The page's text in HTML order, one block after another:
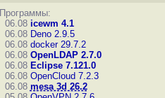
Программы:
06.08 icewm 4.1
06.08 Deno 2.9.5
06.08 docker 29.7.2
06.08 OpenLDAP 2.7.0
06.08 Eclipse 7.121.0
06.08 OpenCloud 7.2.3
06.08 mesa 3d 26.2